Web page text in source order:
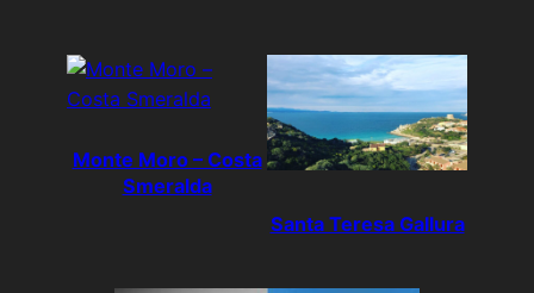
Monte Moro – Costa
Smeralda
Santa Teresa Gallura